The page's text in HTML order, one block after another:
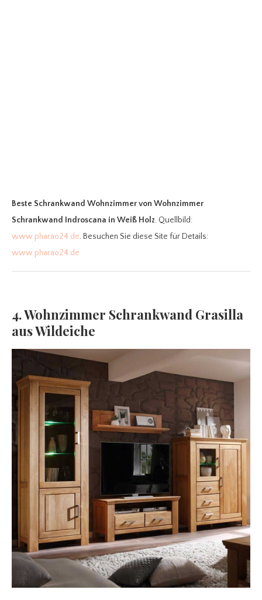
Beste Schrankwand Wohnzimmervon Wohnzimmer
Schrankwand Indroscana in Weiß Holz. Quellbild:
www.pharao24.de. Besuchen Sie diese Site für Details:
www.pharao24.de
4. Wohnzimmer Schrankwand Grasilla
aus Wildeiche